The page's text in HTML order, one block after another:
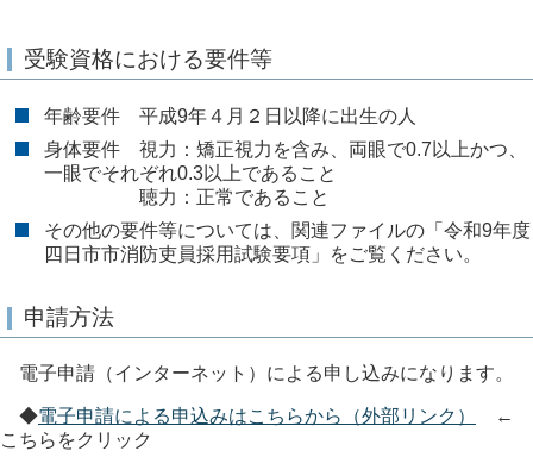
受験資格における要件等
年齢要件 平成9年４月２日以降に出生の人
身体要件 視力：矯正視力を含み、両眼で0.7以上かつ、
一眼でそれぞれ0.3以上であること
聴力：正常であること
その他の要件等については、関連ファイルの「令和9年度
四日市市消防吏員採用試験要項」をご覧ください。
申請方法
電子申請（インターネット）による申し込みになります。
◆電子申請による申込みはこちらから（外部リンク）
←
こちらをクリック